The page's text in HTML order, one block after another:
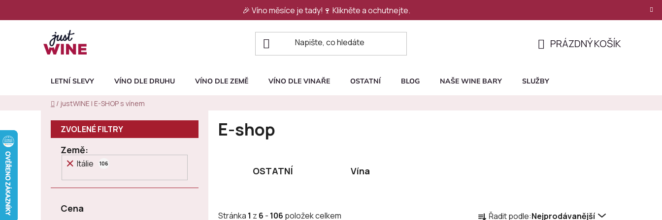
🎉 Víno měsíce je tady!🍷 Klikněte a ochutnejte.
KOŠÍK
PRÁZDNÝ KOŠÍK
LETNÍ SLEVY VÍNO DLE DRUHU VÍNO DLE ZEMĚ VÍNO DLE VINAŘE OSTATNÍ BLOG NAŠE WINE BARY SLUŽBY
Domů
/ justWINE | E-SHOP s vínem
Země
Itálie 106
Cena
E-shop
OSTATNÍ Vína
Stránka 1 z 6 - 106 položek celkem Řadit podle:Nejprodávanější